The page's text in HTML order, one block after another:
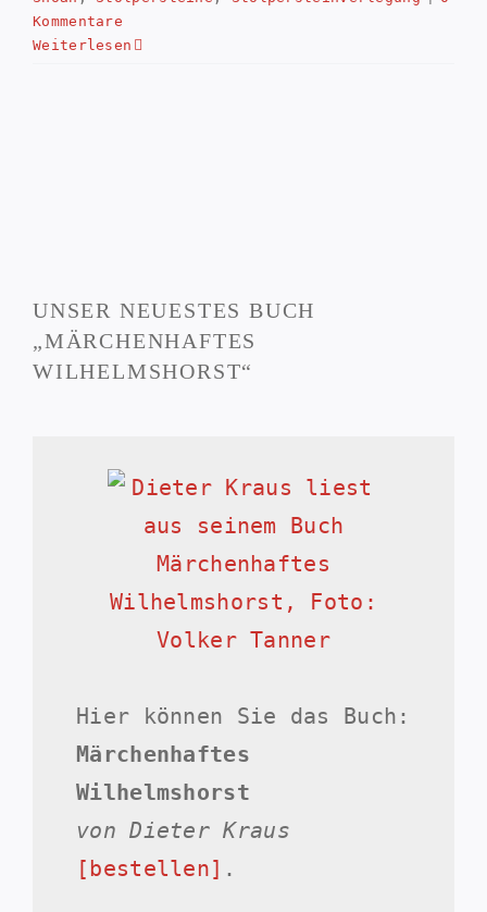
Kommentare
Weiterlesen
UNSER NEUESTES BUCH
„MÄRCHENHAFTES
WILHELMSHORST“
Hier können Sie das Buch:
Märchenhaftes
Wilhelmshorst
von Dieter Kraus
[bestellen] .